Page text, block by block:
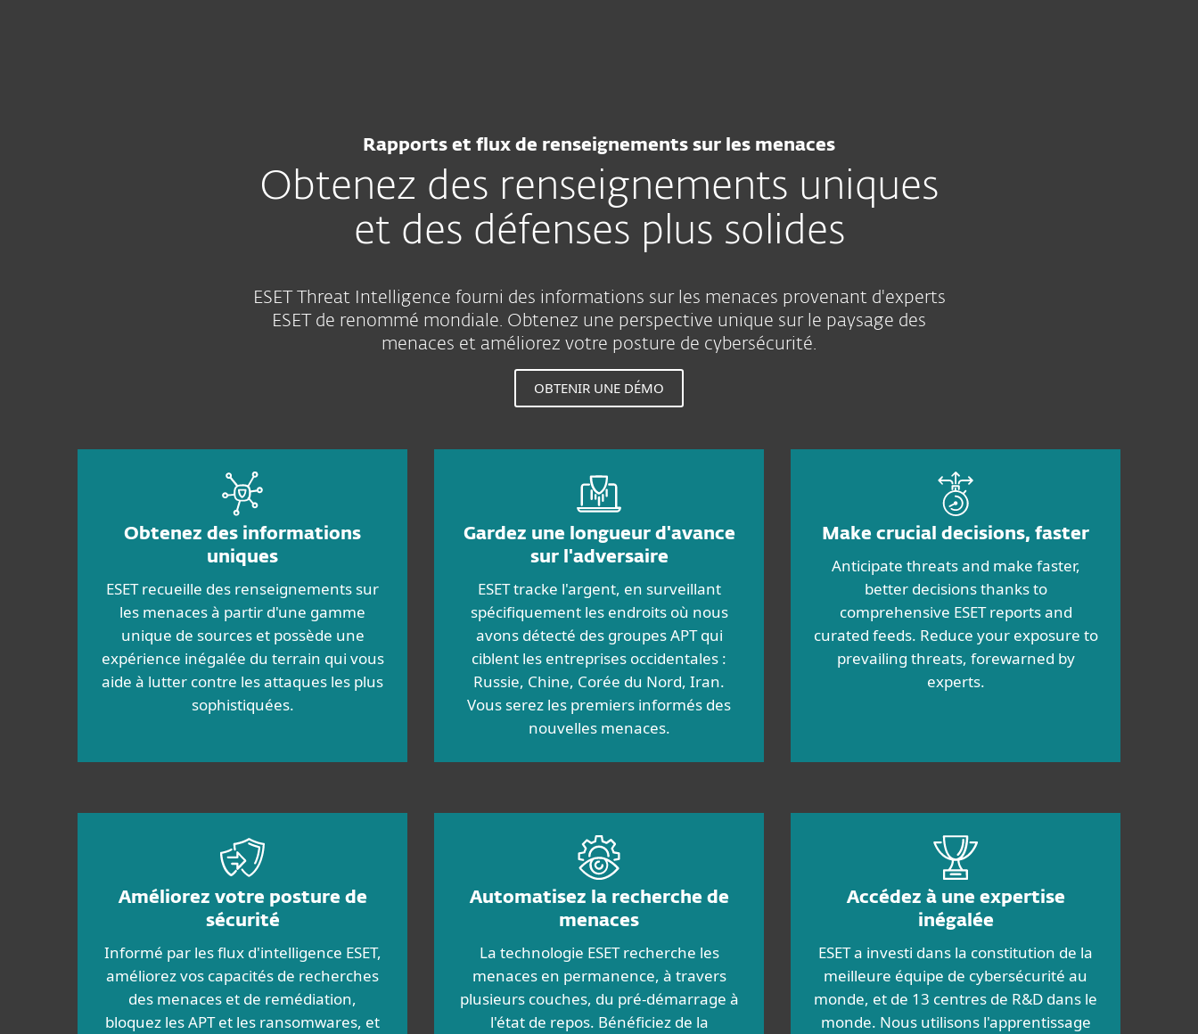
Rapports et flux de renseignements sur les menaces
Obtenez des renseignements uniques
et des défenses plus solides
ESET Threat Intelligence fourni des informations sur les menaces provenant d'experts
ESET de renommé mondiale. Obtenez une perspective unique sur le paysage des
menaces et améliorez votre posture de cybersécurité.
OBTENIR UNE DÉMO
Obtenez des informations
uniques
ESET recueille des renseignements sur
les menaces à partir d'une gamme
unique de sources et possède une
expérience inégalée du terrain qui vous
aide à lutter contre les attaques les plus
sophistiquées.
Gardez une longueur d'avance
sur l'adversaire
ESET tracke l'argent, en surveillant
spécifiquement les endroits où nous
avons détecté des groupes APT qui
ciblent les entreprises occidentales :
Russie, Chine, Corée du Nord, Iran.
Vous serez les premiers informés des
nouvelles menaces.
Make crucial decisions, faster
Anticipate threats and make faster,
better decisions thanks to
comprehensive ESET reports and
curated feeds. Reduce your exposure to
prevailing threats, forewarned by
experts.
Améliorez votre posture de
sécurité
Informé par les flux d'intelligence ESET,
améliorez vos capacités de recherches
des menaces et de remédiation,
bloquez les APT et les ransomwares, et
Automatisez la recherche de
menaces
La technologie ESET recherche les
menaces en permanence, à travers
plusieurs couches, du pré-démarrage à
l'état de repos. Bénéficiez de la
Accédez à une expertise
inégalée
ESET a investi dans la constitution de la
meilleure équipe de cybersécurité au
monde, et de 13 centres de R&D dans le
monde. Nous utilisons l'apprentissage